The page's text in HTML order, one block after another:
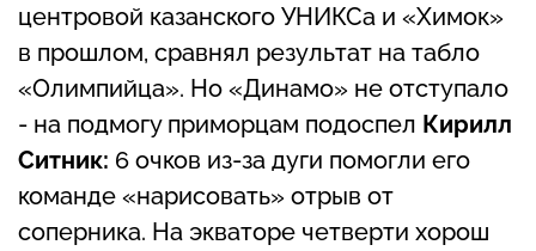
центровой казанского УНИКСа и «Химок»
в прошлом, сравнял результат на табло
«Олимпийца». Но «Динамо» не отступало
- на подмогу приморцам подоспел Кирилл
Ситник: 6 очков из-за дуги помогли его
команде «нарисовать» отрыв от
соперника. На экваторе четверти хорош